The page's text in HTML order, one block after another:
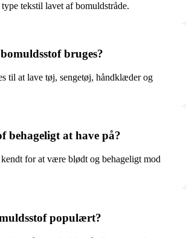
tekstil lavet af bomuldstråde.
bruges?
til at lave tøj, sengetøj, håndklæder og
behageligt at have på?
for at være blødt og behageligt mod
populært?